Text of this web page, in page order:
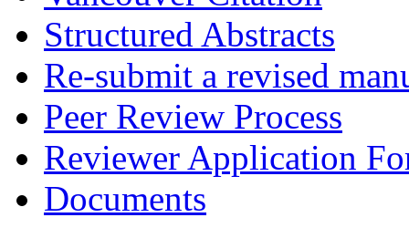
Structured Abstracts
Re-submit a revised
Peer Review Process
Reviewer Application
Documents